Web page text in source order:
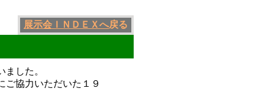
展示会ＩＮＤＥＸへ戻る
した。
ご協力いただいた１９